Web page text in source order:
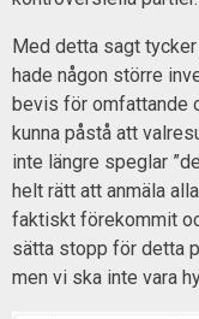
Med detta sagt
hade någon större
bevis för omfattande
kunna påstå att
inte längre speglar
helt rätt att anmäla
faktiskt förekommit
sätta stopp för detta
men vi ska inte vara